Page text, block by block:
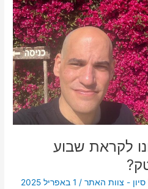
לקראת שבוע
סיון - צוות האתר/ 1 באפריל 2025